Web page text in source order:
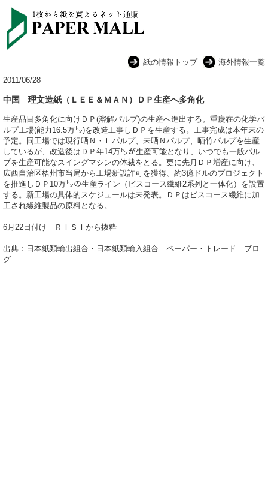
紙の情報トップ
海外情報一覧
2011/06/28
中国 理文造紙（ＬＥＥ＆ＭＡＮ）ＤＰ生産へ多角化
生産品目多角化に向けＤＰ(溶解パルプ)の生産へ進出する。重慶在の化学パ
ルプ工場(能力16.5万㌧)を改造工事しＤＰを生産する。工事完成は本年末の
予定。同工場では現行晒Ｎ・Ｌパルプ、未晒Ｎパルプ、晒竹パルプを生産
しているが、改造後はＤＰ年14万㌧が生産可能となり、いつでも一般パル
プを生産可能なスイングマシンの体裁をとる。更に先月ＤＰ増産に向け、
広西自治区梧州市当局から工場新設許可を獲得、約3億ドルのプロジェクト
を推進しＤＰ10万㌧の生産ライン（ビスコース繊維2系列と一体化）を設置
する。新工場の具体的スケジュールは未発表。ＤＰはビスコース繊維に加
工され繊維製品の原料となる。
6月22日付け ＲＩＳＩから抜粋
出典：日本紙類輸出組合・日本紙類輸入組合 ペーパー・トレード ブロ
グ